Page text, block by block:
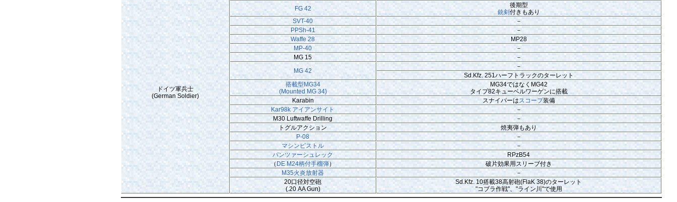
ドイツ軍兵士
(German Soldier)
FG 42
後期型
銃剣付きもあり
SVT-40
－
PPSh-41
－
Waffe 28
MP28
MP-40
－
MG 15
－
MG 42
－
Sd.Kfz. 251ハーフトラックのターレット
搭載型MG34
(Mounted MG 34)
MG34ではなくMG42
タイプ82キューベルワーゲンに搭載
Karabin
スナイパーはスコープ装備
Kar98k アイアンサイト
－
M30 Luftwaffe Drilling
－
トグルアクション
焼夷弾もあり
P-08
－
マシンピストル
－
パンツァーシュレック
RPzB54
（ DE M24柄付手榴弾）
破片効果用スリーブ付き
M35火炎放射器
－
20口径対空砲
(.20 AA Gun)
Sd.Kfz. 10搭載38高射砲(FlaK 38)のターレット
"コブラ作戦"、"ライン川"で使用